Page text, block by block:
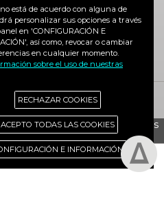
de Fondos Europeos, cuyo objetivo
de las PYMES, y gracias al cual ha
con el objetivo de reforzar la
de las pymes durante el año 2025.
del Programa Pyme Digital de la
Real. #EuropaSeSiente
de cookies
Ciudad Real activa
S.L. - Todos los derechos
está de acuerdo con alguna de
personalizar sus opciones a través
en 'CONFIGURACIÓN E
así como, revocar o cambiar
en cualquier momento.
sobre el uso de nuestras
RECHAZAR COOKIES
ACEPTO TODAS LAS COOKIES
E INFORMACIÓN